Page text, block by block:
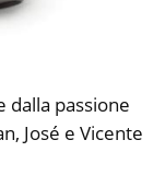
dalla passione
José e Vicente